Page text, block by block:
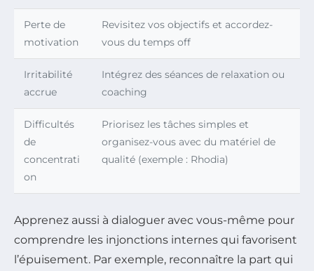
Perte de
motivation
Revisitez vos objectifs et accordez-
vous du temps off
Irritabilité
accrue
Intégrez des séances de relaxation ou
coaching
Difficultés
de
concentrati
on
Priorisez les tâches simples et
organisez-vous avec du matériel de
qualité (exemple : Rhodia)
Apprenez aussi à dialoguer avec vous-même pour
comprendre les injonctions internes qui favorisent
l’épuisement. Par exemple, reconnaître la part qui